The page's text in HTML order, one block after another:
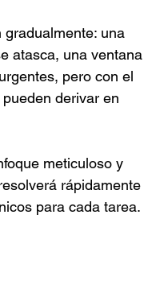
una
atasca, una ventana
pero con el
derivar en
meticuloso y
rápidamente
para cada tarea.